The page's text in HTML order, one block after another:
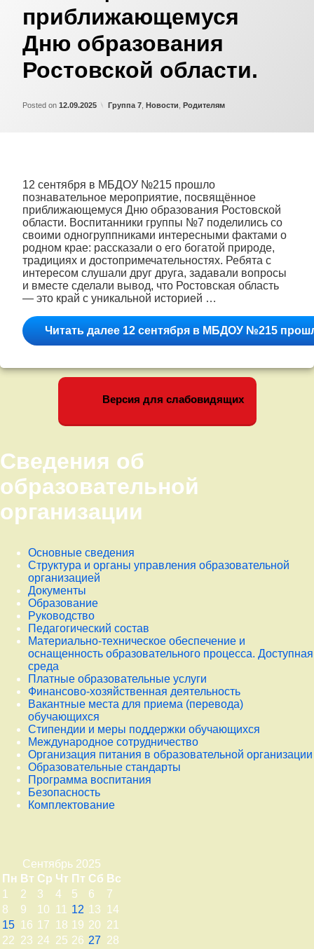
приближающемуся
Дню образования
Ростовской области.
Posted on 12.09.2025 Категории:
Группа 7, Новости, Родителям
12 сентября в МБДОУ №215 прошло
познавательное мероприятие, посвящённое
приближающемуся Дню образования Ростовской
области. Воспитанники группы №7 поделились со
своими одногруппниками интересными фактами о
родном крае: рассказали о его богатой природе,
традициях и достопримечательностях. Ребята с
интересом слушали друг друга, задавали вопросы
и вместе сделали вывод, что Ростовская область
— это край с уникальной историей …
Читать далее 12 сентября в МБДОУ №215
Версия для слабовидящих
Сведения об
образовательной
организации
Основные сведения
Структура и органы управления образовательной
организацией
Документы
Образование
Руководство
Педагогический состав
Материально-техническое обеспечение и
оснащенность образовательного процесса. Доступная
среда
Платные образовательные услуги
Финансово-хозяйственная деятельность
Вакантные места для приема (перевода)
обучающихся
Стипендии и меры поддержки обучающихся
Международное сотрудничество
Организация питания в образовательной организации
Образовательные стандарты
Программа воспитания
Безопасность
Комплектование
Сентябрь 2025
Пн Вт Ср Чт Пт Сб Вс
1
2 3 4 5 6
7
8
9 10 11 12 13 14
15 16 17 18 19 20 21
22 23 24 25 26 27 28